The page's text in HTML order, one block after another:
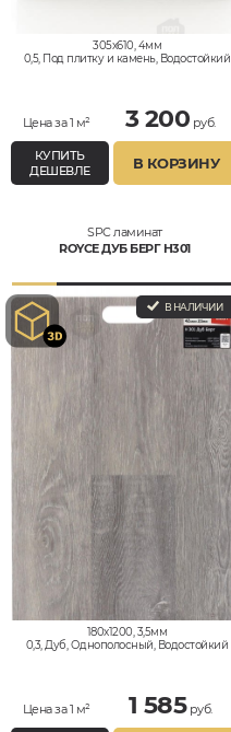
305x610, 4мм
0,5, Под плитку и камень, Водостойкий
Цена за 1 м² 3 200 руб.
КУПИТЬ
ДЕШЕВЛЕ
В КОРЗИНУ
SPC ламинат
ROYCE ДУБ БЕРГ H301
В НАЛИЧИИ
180x1200, 3,5мм
0,3, Дуб, Однополосный, Водостойкий
Цена за 1 м² 1 585руб.